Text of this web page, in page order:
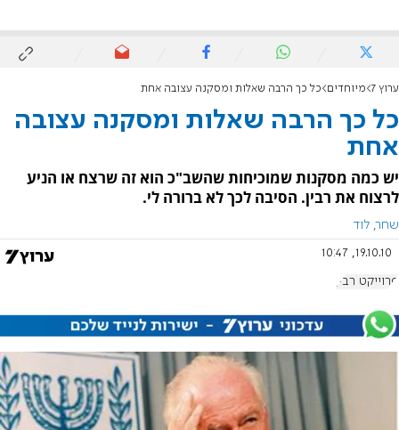
ערוץ 7 מיוחדים כל כך הרבה שאלות ומסקנה עצובה אחת
כל כך הרבה שאלות ומסקנה עצובה
אחת
יש כמה מסקנות שמוכיחות שהשב"כ הוא זה שרצח או הניע
לרצוח את רבין. הסיבה לכך לא ברורה לי.
שחר, לוד
19.10.10, 10:47
פרוייקט רבין